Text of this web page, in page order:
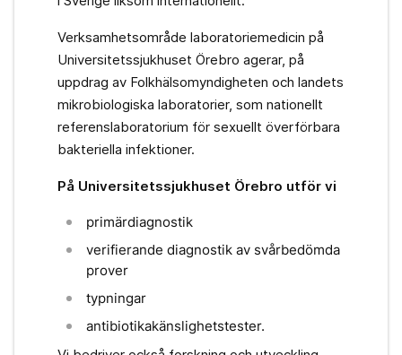
Verksamhetsområde laboratoriemedicin på
Universitetssjukhuset Örebro agerar, på
uppdrag av Folkhälsomyndigheten och landets
mikrobiologiska laboratorier, som nationellt
referenslaboratorium för sexuellt överförbara
bakteriella infektioner.
På Universitetssjukhuset Örebro utför vi
primärdiagnostik
verifierande diagnostik av svårbedömda
prover
typningar
antibiotikakänslighetstester.